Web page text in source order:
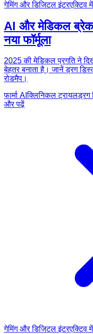
गेमिंग और डिजिटल इंटरएक्टिव
AI और मेडिकल
नया फॉर्मूला
2025 की मेडिकल प्रगति ने
बेहतर बनाता है। जानें ड्रग
रोडमैप।
फार्मा AIक्लिनिकल ट्रायलड्रग
और पढ़ें
गेमिंग और डिजिटल इंटरएक्टिव